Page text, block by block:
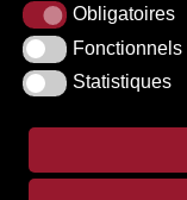
Obligatoires
Fonctionnels
Statistiques